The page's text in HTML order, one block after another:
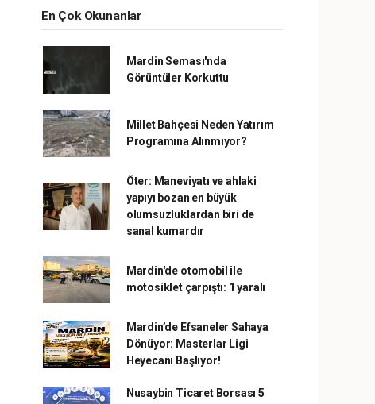
En Çok Okunanlar
Mardin Seması'nda
Görüntüler Korkuttu
Millet Bahçesi Neden Yatırım
Programına Alınmıyor?
Öter: Maneviyatı ve ahlaki
yapıyı bozan en büyük
olumsuzluklardan biri de
sanal kumardır
Mardin'de otomobil ile
motosiklet çarpıştı: 1 yaralı
Mardin’de Efsaneler Sahaya
Dönüyor: Masterlar Ligi
Heyecanı Başlıyor!
Nusaybin Ticaret Borsası 5